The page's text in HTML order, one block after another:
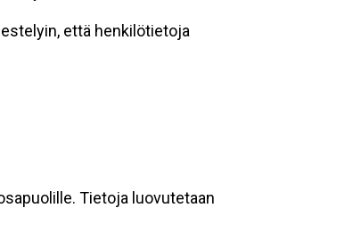
että henkilötietoja
Tietoja luovutetaan